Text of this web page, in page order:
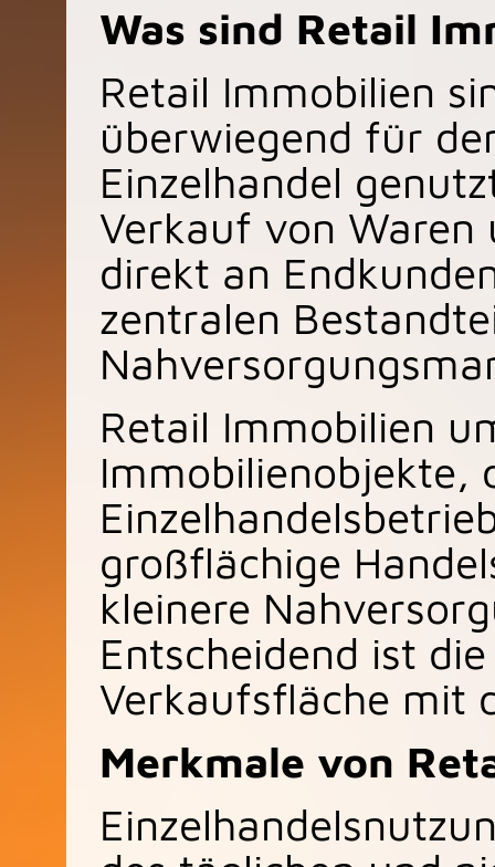
Was sind Retail
Retail Immobilien
überwiegend für
Einzelhandel
Verkauf von Waren
direkt an
zentralen
Retail Immobilien
Immobilienobjekte,
großflächige
kleinere
Entscheidend ist
Verkaufsfläche mit
Merkmale von